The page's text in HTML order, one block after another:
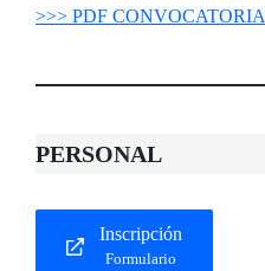
>>> PDF CONVOCATORIA
PERSONAL
Inscripción
Formulario